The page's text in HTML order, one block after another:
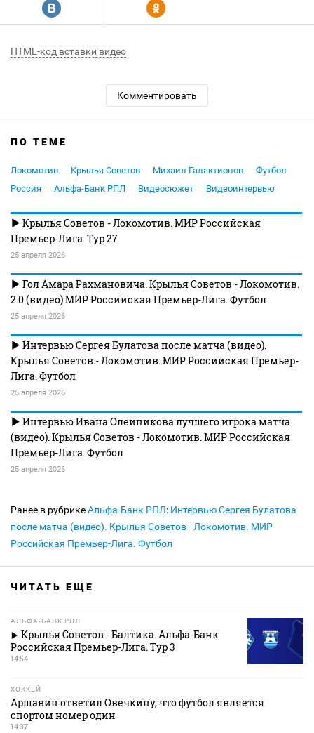
R Y
HTML-код вставки видео
Комментировать
ПО ТЕМЕ
Локомотив Крылья Советов Михаил Галактионов
Футбол
Россия
Альфа-Банк РПЛ Видеосюжет Видеоинтервью
Крылья Советов - Локомотив. МИР Российская
Премьер-Лига. Тур 27
25 апреля 2026
Гол Амара Рахмановича. Крылья Советов - Локомотив.
2:0 (видео) МИР Российская Премьер-Лига. Футбол
25 апреля 2026
Интервью Сергея Булатова после матча (видео).
Крылья Советов - Локомотив. МИР Российская Премьер-
Лига. Футбол
25 апреля 2026
Интервью Ивана Олейникова лучшего игрока матча
(видео). Крылья Советов - Локомотив. МИР Российская
Премьер-Лига. Футбол
25 апреля 2026
Ранее в рубрикеАльфа-Банк РПЛ: Интервью Сергея Булатова
после матча (видео). Крылья Советов - Локомотив. МИР
Российская Премьер-Лига. Футбол
ЧИТАТЬ ЕЩЕ
АЛЬФА-БАНК РПЛ
Крылья Советов - Балтика. Альфа-Банк
Российская Премьер-Лига. Тур 3
14:54
ХОККЕЙ
Аршавин ответил Овечкину, что футбол является
спортом номер один
14:37